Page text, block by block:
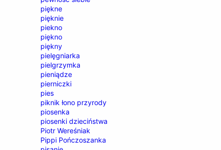
piękne
pięknie
piekno
piękno
piękny
pielęgniarka
pielgrzymka
pieniądze
pierniczki
pies
piknik łono przyrody
piosenka
piosenki dzieciństwa
Piotr Wereśniak
Pippi Pończoszanka